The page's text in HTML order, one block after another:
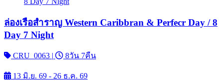
ล่องเรือสำราญ Western Caribbran & Perfecr Day / 8
Day 7 Night
CRU_0063 | 8วัน 7คืน
13 มิ.ย. 69 - 26 ธ.ค. 69